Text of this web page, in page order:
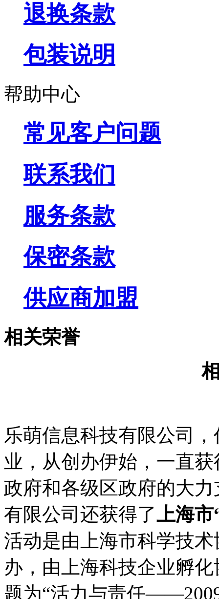
退换条款
包装说明
帮助中心
常见客户问题
联系我们
服务条款
保密条款
供应商加盟
相关荣誉
乐萌信息科技有限公司
业，从创办伊始，一直
政府和各级区政府的大
有限公司还获得了上海市
活动是由上海市科学技
办，由上海科技企业孵
题为“活力与责任